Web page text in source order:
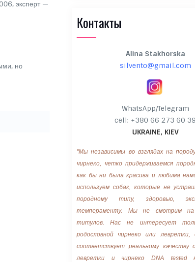
эксперт —
но
Контакты
Alina Stakhorska
silvento@gmail.com
WhatsApp/Telegram
cell: +380 66 273 60 39
UKRAINE, KIEV
"Мы независимы во взглядах на
чирнеко, четко придерживаемся
как бы ни была красива и любима
используем собак, которые не
породному типу, здоровью,
темпераменту. Мы не смотрим на
титулов. Нас не интересует
родословной чирнеко или
соответствует реальному качеству
левретки и чирнеко DNA tested